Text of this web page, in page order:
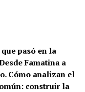
pasó en la
Famatina a
Cómo analizan el
construir la